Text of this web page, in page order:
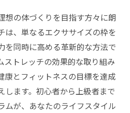
想の体づくりを目指す方々に朗
は、単なるエクササイズの枠を
を同時に高める革新的な方法で
ストレッチの効果的な取り組み
康とフィットネスの目標を達成
します。初心者から上級者まで
ムが、あなたのライフスタイル